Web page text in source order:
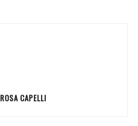
ROSA CAPELLI